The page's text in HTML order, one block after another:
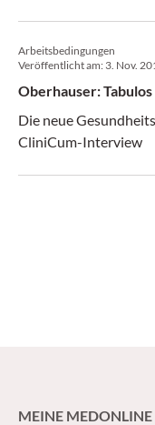
Arbeitsbedingungen
Veröffentlicht am: 3. Nov.
Oberhauser:
Die neue
CliniCum-Interview
MEINE MEDONLINE